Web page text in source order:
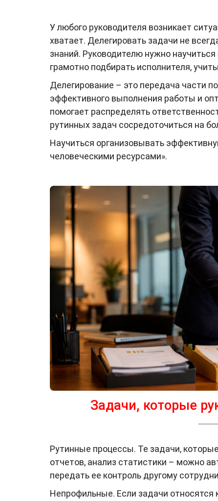
У любого руководителя возникает
хватает. Делегировать задачи не
знаний. Руководителю нужно
грамотно подбирать исполнителя,
Делегирование – это передача части
эффективного выполнения работы и
помогает распределять
рутинных задач сосредоточиться на
Научиться организовывать
человеческими ресурсами».
Задачи, которые
Рутинные процессы. Те задачи,
отчетов, анализ статистики – можно
передать ее контроль другому
Непрофильные. Если задачи